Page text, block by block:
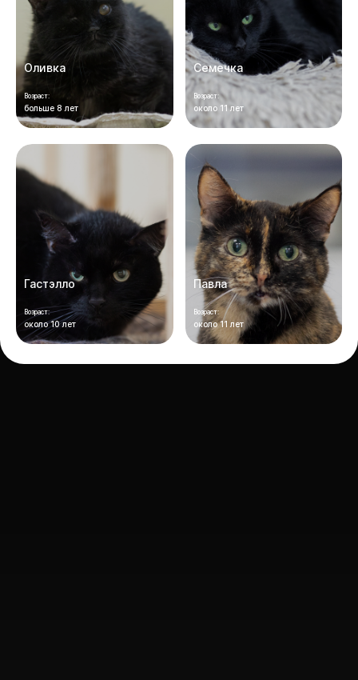
Оливка
Возраст:
больше 8 лет
Семечка
Возраст:
около 11 лет
Гастэлло
Возраст:
около 10 лет
Павла
Возраст:
около 11 лет